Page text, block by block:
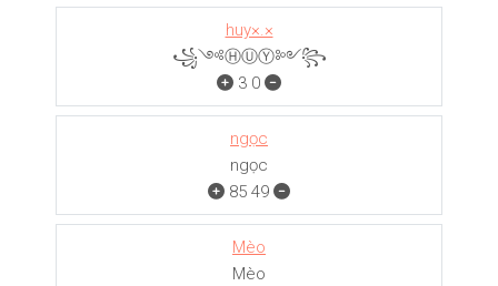
huy×.×
꧁༺ⒽⓊⓎ༻꧂
3 0
ngọc
ngọc
85 49
Mèo
Mèo